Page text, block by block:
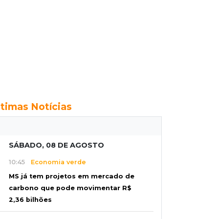
Notícias
SÁBADO, 08 DE AGOSTO
10:45 Economia verde
MS já tem projetos em mercado de
carbono que pode movimentar R$
2,36 bilhões